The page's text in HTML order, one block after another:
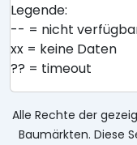
Legende:
-- = nicht
xx = keine Daten
?? = timeout
Alle Rechte der
Baumärkten. Diese